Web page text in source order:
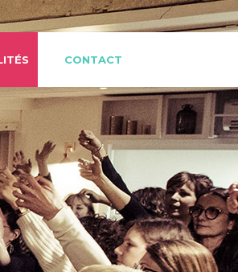
CONTACT